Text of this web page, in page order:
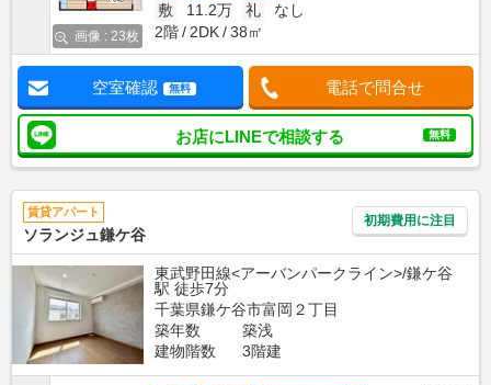
画像 : 23枚
敷
11.2万 礼
なし
2階
2DK 38㎡
空室確認 無料 電話で問合せ
お店にLINEで相談する 無料
賃貸アパート
ソランジュ鎌ケ谷
初期費用に注目
東武野田線<アーバンパークライン>/鎌ケ谷
駅 徒歩7分
千葉県鎌ケ谷市富岡２丁目
築年数
築浅
建物階数
3階建